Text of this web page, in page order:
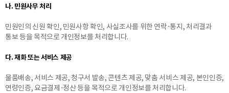
나. 민원사무 처리
민원인의 신원 확인, 민원사항 확인, 사실조사를 위한 연락·통지, 처리결과
통보 등을 목적으로 개인정보를 처리합니다.
다. 재화 또는 서비스 제공
물품배송, 서비스 제공, 청구서 발송, 콘텐츠 제공, 맞춤 서비스 제공, 본인인증,
연령인증, 요금결제·정산 등을 목적으로 개인정보를 처리합니다.